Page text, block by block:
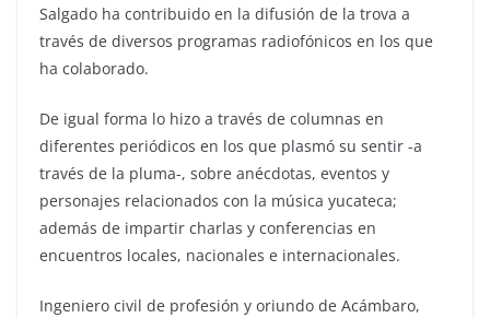
Salgado ha contribuido en la difusión de la trova a
través de diversos programas radiofónicos en los que
ha colaborado.
De igual forma lo hizo a través de columnas en
diferentes periódicos en los que plasmó su sentir -a
través de la pluma-, sobre anécdotas, eventos y
personajes relacionados con la música yucateca;
además de impartir charlas y conferencias en
encuentros locales, nacionales e internacionales.
Ingeniero civil de profesión y oriundo de Acámbaro,